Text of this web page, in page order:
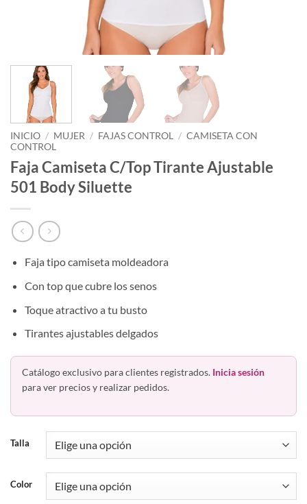
INICIO / MUJER / FAJAS CONTROL / CAMISETA CON
CONTROL
Faja Camiseta C/Top Tirante Ajustable
501 Body Siluette
Faja tipo camiseta moldeadora
Con top que cubre los senos
Toque atractivo a tu busto
Tirantes ajustables delgados
Catálogo exclusivo para clientes registrados. Inicia sesión
para ver precios y realizar pedidos.
Talla
Color